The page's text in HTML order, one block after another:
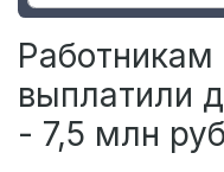
выплатили
- 7,5 млн